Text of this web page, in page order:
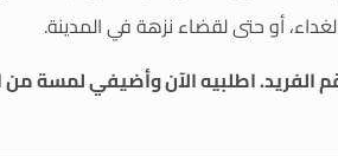
أو حتى لقضاء نزهة في المدينة.
الفريد. اطلبيه الآن وأضيفي لمسة من